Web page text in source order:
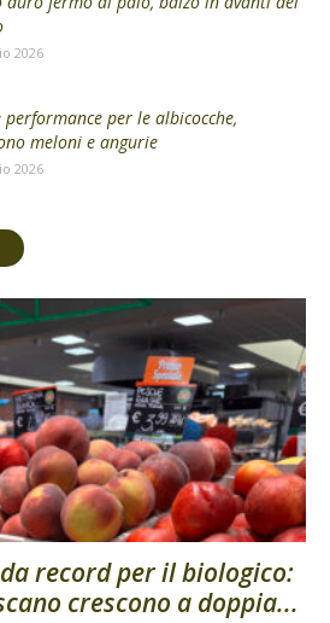
2026
performance per le albicocche,
meloni e angurie
2026
record per il biologico:
crescono a doppia...